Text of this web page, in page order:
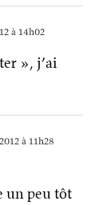
à 14h02
», j’ai
à 11h28
un peu tôt